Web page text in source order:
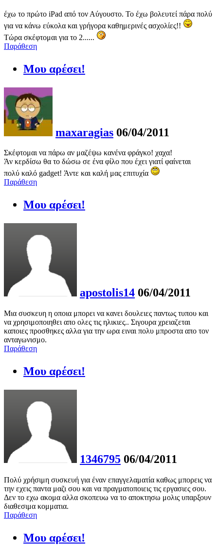
έχω το πρώτο iPad από τον Αύγουστο. Το έχω βολευτεί πάρα πολύ
για να κάνω εύκολα και γρήγορα καθημερινές ασχολίες!!
Τώρα σκέφτομαι για το 2......
Παράθεση
Μου αρέσει!
maxaragias 06/04/2011
Σκέφτομαι να πάρω αν μαζέψω κανένα φράγκο! χαχα!
Άν κερδίσω θα το δώσω σε ένα φίλο που έχει γιατί φαίνεται
πολύ καλό gadget! Άντε και καλή μας επιτυχία
Παράθεση
Μου αρέσει!
apostolis14 06/04/2011
Μια συσκευη η οποια μπορει να κανει δουλειες παντως τυπου και
να χρησιμοποιηθει απο ολες τις ηλικιες.. Σιγουρα χρειαζεται
καποιες προσθηκες αλλα για την ωρα ειναι πολυ μπροστα απο τον
ανταγωνισμο.
Παράθεση
Μου αρέσει!
1346795 06/04/2011
Πολύ χρήσιμη συσκευή για έναν επαγγελαματία καθως μπορεις να
την εχεις παντα μαζι σου και να πραγματοποιεις τις εργασιες σου.
Δεν το εχω ακομα αλλα σκοπευω να το αποκτησω μολις υπαρξουν
διαθεσιμα κομματια.
Παράθεση
Μου αρέσει!